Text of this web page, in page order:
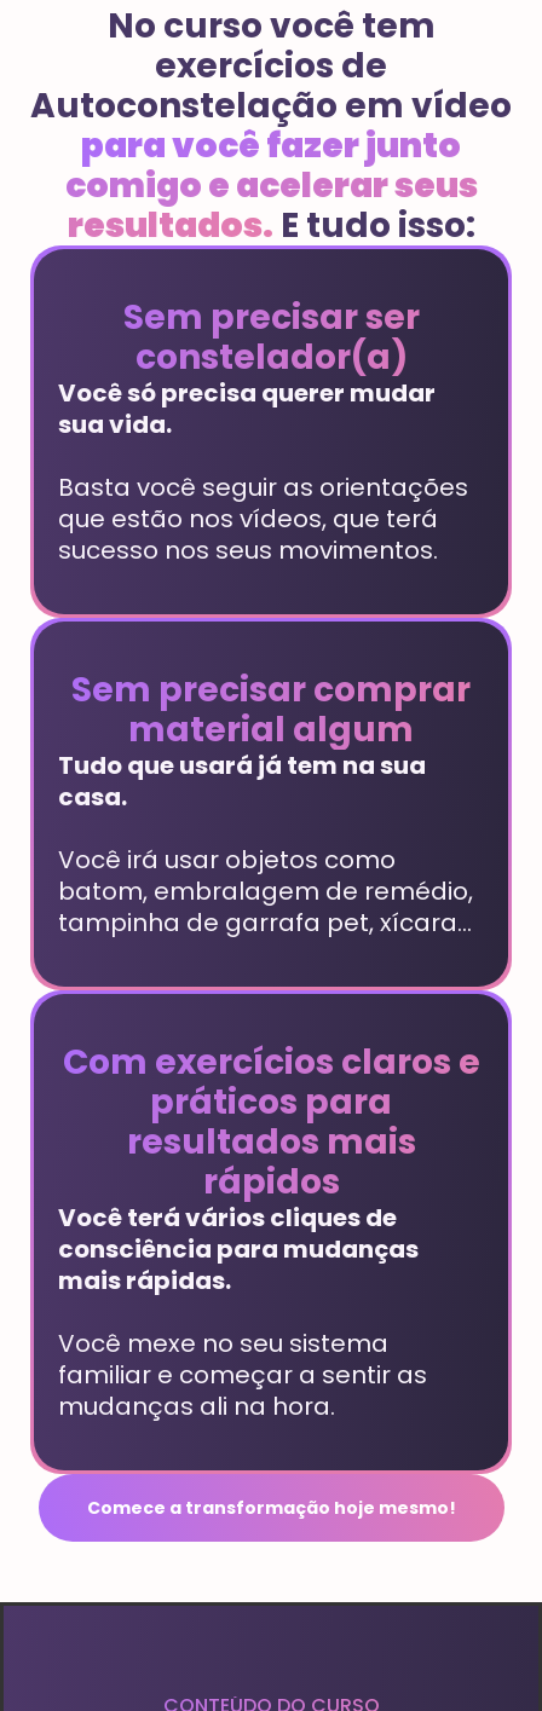
No curso você tem
exercícios de
Autoconstelação em vídeo
para você fazer junto
comigo e acelerar seus
resultados. E tudo isso:
Sem precisar ser
constelador(a)
Você só precisa querer mudar
sua vida.
Basta você seguir as orientações
que estão nos vídeos, que terá
sucesso nos seus movimentos.
Sem precisar comprar
material algum
Tudo que usará já tem na sua
casa.
Você irá usar objetos como
batom, embralagem de remédio,
tampinha de garrafa pet, xícara...
Com exercícios claros e
práticos para
resultados mais
rápidos
Você terá vários cliques de
consciência para mudanças
mais rápidas.
Você mexe no seu sistema
familiar e começar a sentir as
mudanças ali na hora.
Comece a transformação hoje mesmo!